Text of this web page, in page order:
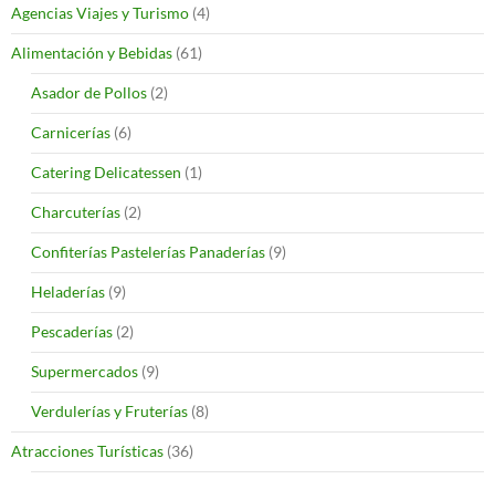
Agencias Viajes y Turismo (4)
Alimentación y Bebidas (61)
Asador de Pollos (2)
Carnicerías (6)
Catering Delicatessen (1)
Charcuterías (2)
Confiterías Pastelerías Panaderías (9)
Heladerías (9)
Pescaderías (2)
Supermercados (9)
Verdulerías y Fruterías (8)
Atracciones Turísticas (36)